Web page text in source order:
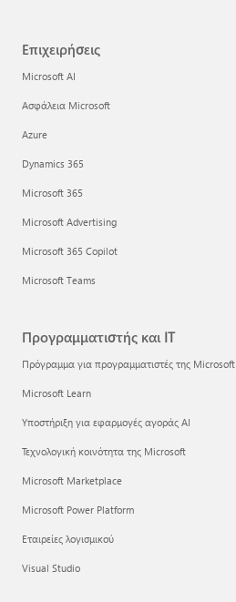
Επιχειρήσεις
Microsoft AI
Ασφάλεια Microsoft
Azure
Dynamics 365
Microsoft 365
Microsoft Advertising
Microsoft 365 Copilot
Microsoft Teams
Προγραμματιστής και IT
Πρόγραμμα για προγραμματιστές της Microsoft
Microsoft Learn
Υποστήριξη για εφαρμογές αγοράς AI
Τεχνολογική κοινότητα της Microsoft
Microsoft Marketplace
Microsoft Power Platform
Εταιρείες λογισμικού
Visual Studio